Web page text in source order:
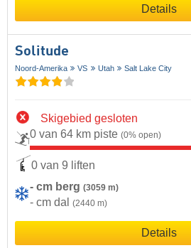
Details
Solitude
Noord-Amerika VS Utah Salt Lake City
Skigebied gesloten
0 van 64 km piste (0% open)
0 van 9 liften
- cm berg (3059 m)
- cm dal (2440 m)
Details